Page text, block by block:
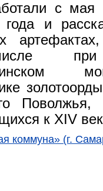
с мая
года и
при
к XIV
коммуна» (г.